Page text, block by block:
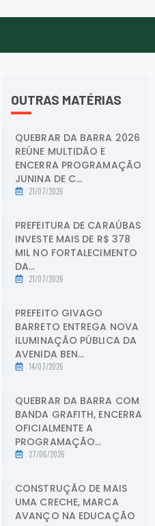
OUTRAS MATÉRIAS
QUEBRAR DA BARRA 2026
REÚNE MULTIDÃO E
ENCERRA PROGRAMAÇÃO
JUNINA DE C...
21/07/2026
PREFEITURA DE CARAÚBAS
INVESTE MAIS DE R$ 378
MIL NO FORTALECIMENTO
DA...
21/07/2026
PREFEITO GIVAGO
BARRETO ENTREGA NOVA
ILUMINAÇÃO PÚBLICA DA
AVENIDA BEN...
14/07/2026
QUEBRAR DA BARRA COM
BANDA GRAFITH, ENCERRA
OFICIALMENTE A
PROGRAMAÇÃO...
27/06/2026
CONSTRUÇÃO DE MAIS
UMA CRECHE, MARCA
AVANÇO NA EDUCAÇÃO